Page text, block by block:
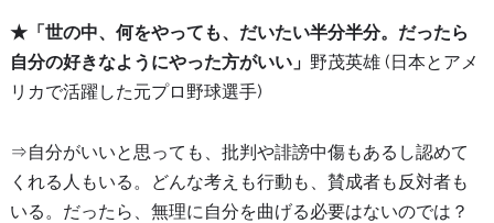
★「世の中、何をやっても、だいたい半分半分。だったら
自分の好きなようにやった方がいい」 野茂英雄 (日本とアメ
リカで活躍した元プロ野球選手)
⇒自分がいいと思っても、批判や誹謗中傷もあるし認めて
くれる人もいる。どんな考えも行動も、賛成者も反対者も
いる。だったら、無理に自分を曲げる必要はないのでは？